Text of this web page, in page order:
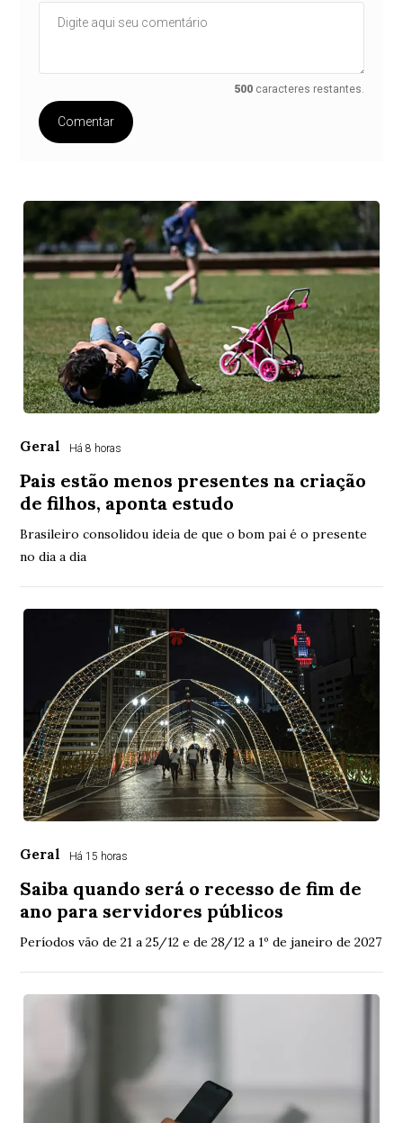
500 caracteres restantes.
Comentar
Geral Há 8 horas
Pais estão menos presentes na criação
de filhos, aponta estudo
Brasileiro consolidou ideia de que o bom pai é o presente
no dia a dia
Geral Há 15 horas
Saiba quando será o recesso de fim de
ano para servidores públicos
Períodos vão de 21 a 25/12 e de 28/12 a 1º de janeiro de 2027